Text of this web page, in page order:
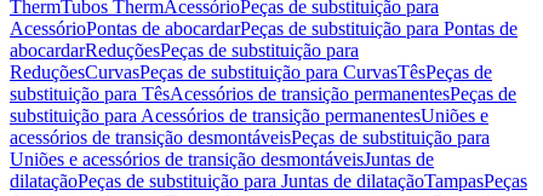
ThermTubos ThermAcessórioPeças de substituição para
AcessórioPontas de abocardarPeças de substituição para Pontas de
abocardarReduçõesPeças de substituição para
ReduçõesCurvasPeças de substituição para CurvasTêsPeças de
substituição para TêsAcessórios de transição permanentesPeças de
substituição para Acessórios de transição permanentesUniões e
acessórios de transição desmontáveisPeças de substituição para
Uniões e acessórios de transição desmontáveisJuntas de
dilataçãoPeças de substituição para Juntas de dilataçãoTampasPeças